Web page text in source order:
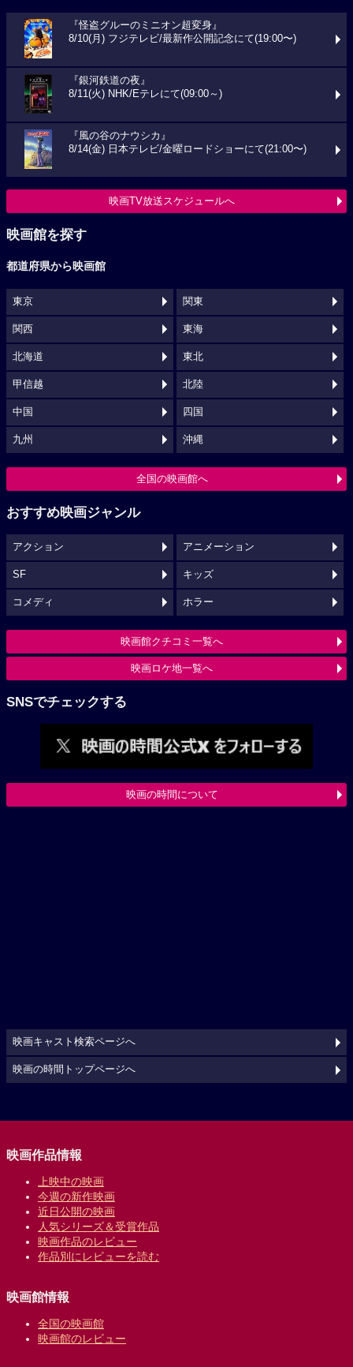
『怪盗グルーのミニオン超変身』
8/10(月) フジテレビ/最新作公開記念にて(19:00〜)
『銀河鉄道の夜』
8/11(火) NHK/Eテレにて(09:00～)
『風の谷のナウシカ』
8/14(金) 日本テレビ/金曜ロードショーにて(21:00〜)
映画TV放送スケジュールへ
映画館を探す
都道府県から映画館
東京 関東
関西 東海
北海道 東北
甲信越 北陸
中国 四国
九州 沖縄
全国の映画館へ
おすすめ映画ジャンル
アクション アニメーション
SF キッズ
コメディ ホラー
映画館クチコミ一覧へ
映画ロケ地一覧へ
SNSでチェックする
映画の時間について
映画キャスト検索ページへ
映画の時間トップページへ
映画作品情報
上映中の映画
今週の新作映画
近日公開の映画
人気シリーズ＆受賞作品
映画作品のレビュー
作品別にレビューを読む
映画館情報
全国の映画館
映画館のレビュー